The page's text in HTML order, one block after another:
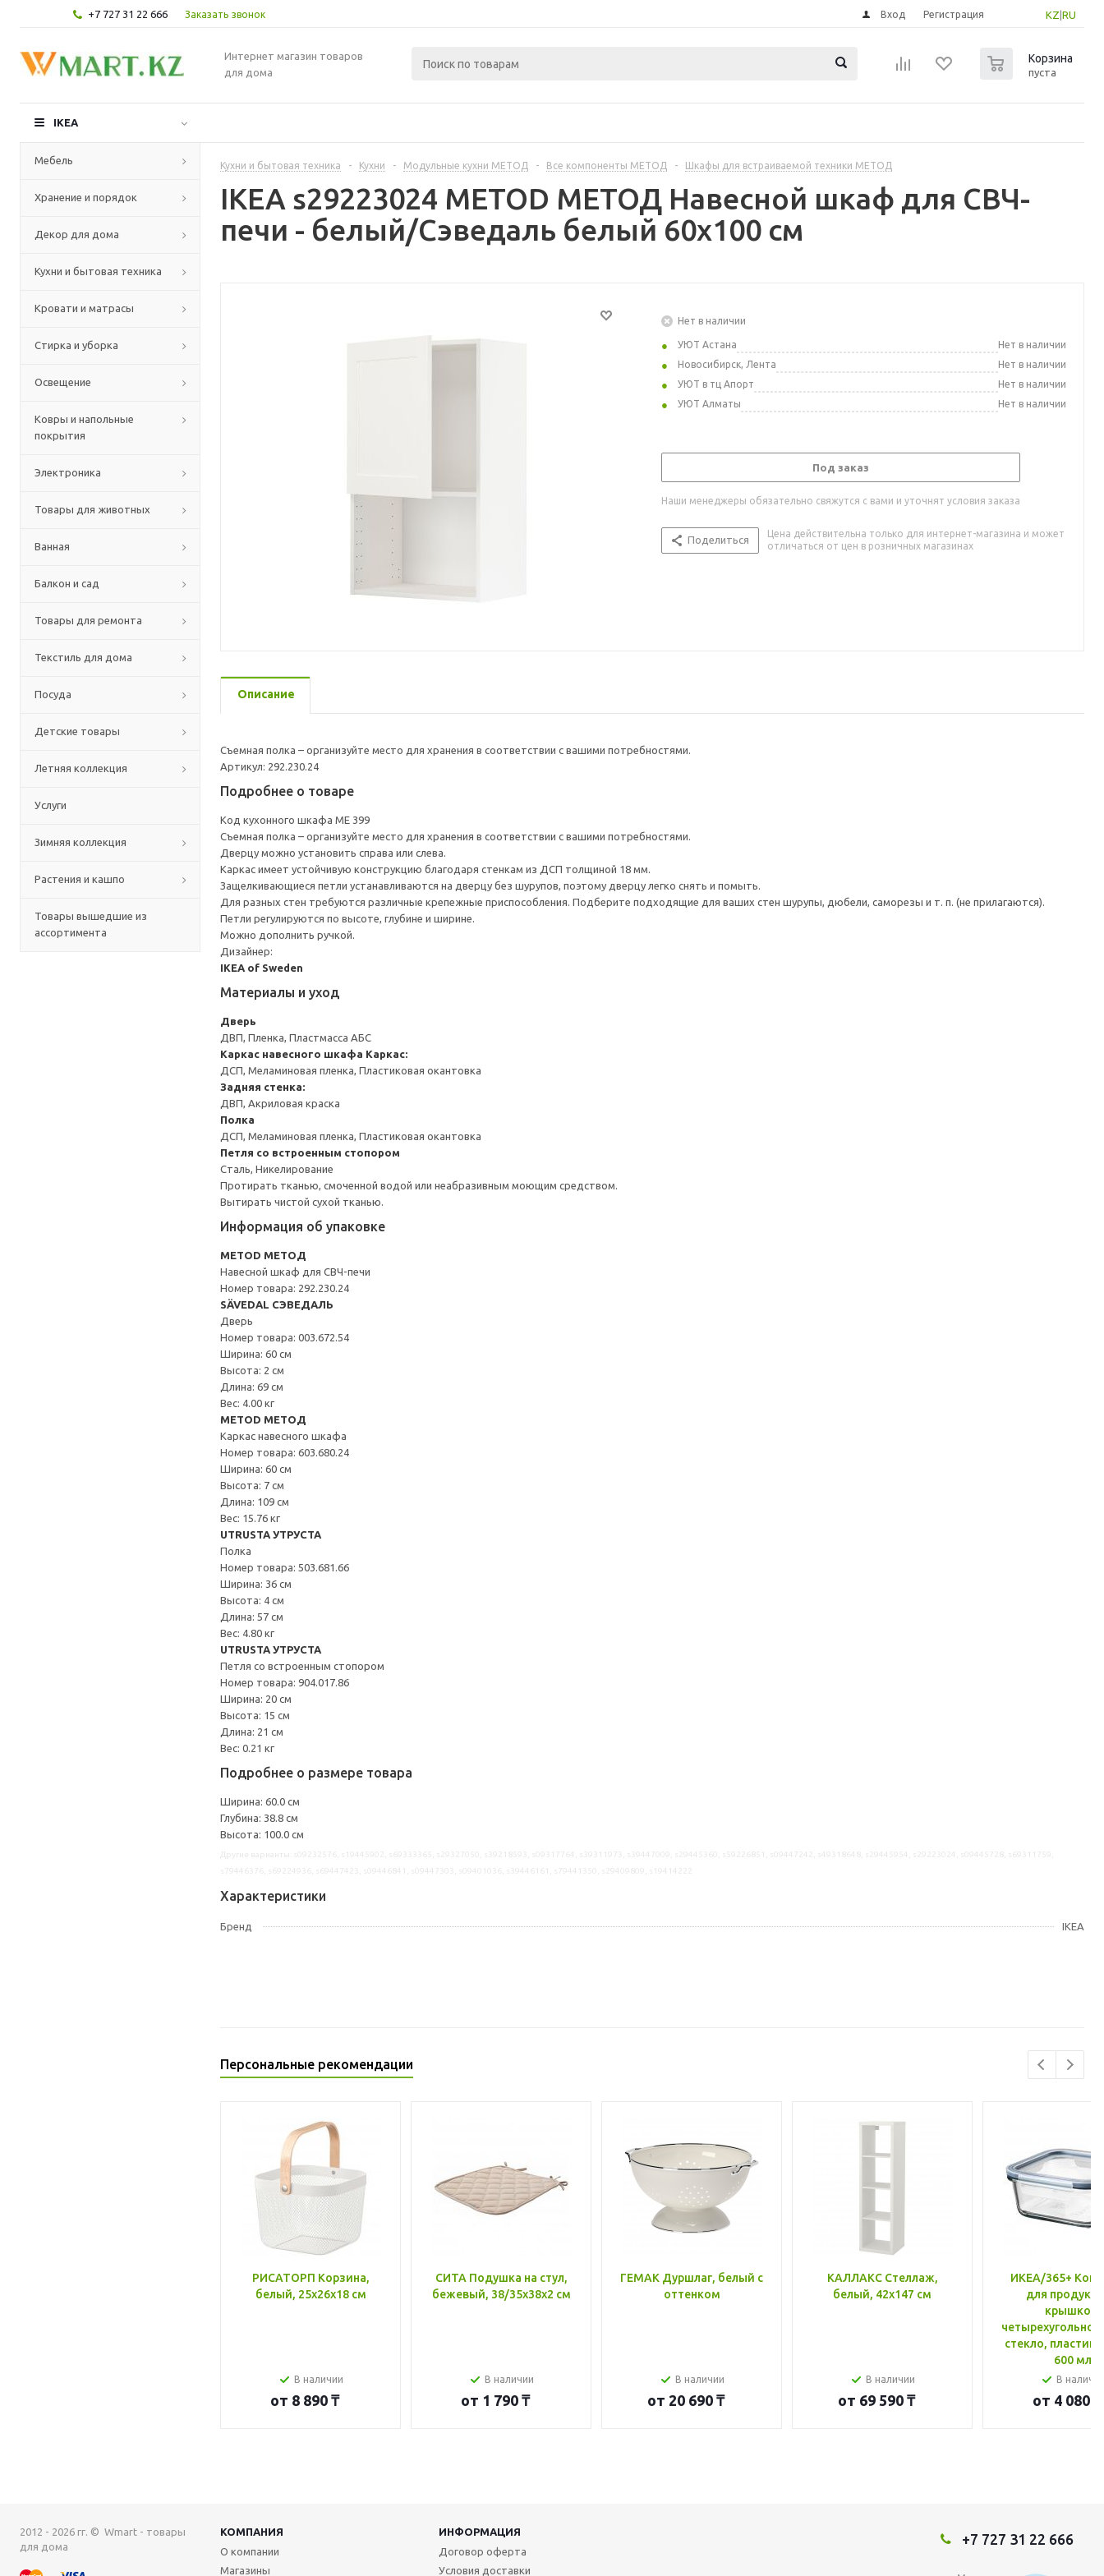
+7 727 31 22 666 Заказать звонок KZ RU
Вход Регистрация
Интернет магазин товаров
для дома
Корзина
пуста
IKEA
Мебель
Хранение и порядок
Декор для дома
Кухни и бытовая техника
Кровати и матрасы
Стирка и уборка
Освещение
Ковры и напольные
покрытия
Электроника
Товары для животных
Ванная
Балкон и сад
Товары для ремонта
Текстиль для дома
Посуда
Детские товары
Летняя коллекция
Услуги
Зимняя коллекция
Растения и кашпо
Товары вышедшие из
ассортимента
Кухни и бытовая техника - Кухни - Модульные кухни МЕТОД - Все компоненты МЕТОД - Шкафы для встраиваемой техники МЕТОД
IKEA s29223024 METOD МЕТОД Навесной шкаф для СВЧ-
печи - белый/Сэведаль белый 60x100 см
Нет в наличии
УЮТ Астана
Нет в наличии
Новосибирск, Лента
Нет в наличии
УЮТ в тц Апорт
Нет в наличии
УЮТ Алматы
Нет в наличии
Под заказ
Наши менеджеры обязательно свяжутся с вами и уточнят условия заказа
Поделиться
Цена действительна только для интернет-магазина и может
отличаться от цен в розничных магазинах
Описание
Съемная полка – организуйте место для хранения в соответствии с вашими потребностями.
Артикул: 292.230.24
Подробнее о товаре
Код кухонного шкафа ME 399
Съемная полка – организуйте место для хранения в соответствии с вашими потребностями.
Дверцу можно установить справа или слева.
Каркас имеет устойчивую конструкцию благодаря стенкам из ДСП толщиной 18 мм.
Защелкивающиеся петли устанавливаются на дверцу без шурупов, поэтому дверцу легко снять и помыть.
Для разных стен требуются различные крепежные приспособления. Подберите подходящие для ваших стен шурупы, дюбели, саморезы и т. п. (не прилагаются).
Петли регулируются по высоте, глубине и ширине.
Можно дополнить ручкой.
Дизайнер:
IKEA of Sweden
Материалы и уход
Дверь
ДВП, Пленка, Пластмасса АБС
Каркас навесного шкафа Каркас:
ДСП, Меламиновая пленка, Пластиковая окантовка
Задняя стенка:
ДВП, Акриловая краска
Полка
ДСП, Меламиновая пленка, Пластиковая окантовка
Петля со встроенным стопором
Сталь, Никелирование
Протирать тканью, смоченной водой или неабразивным моющим средством.
Вытирать чистой сухой тканью.
Информация об упаковке
METOD МЕТОД
Навесной шкаф для СВЧ-печи
Номер товара: 292.230.24
SÄVEDAL СЭВЕДАЛЬ
Дверь
Номер товара: 003.672.54
Ширина: 60 см
Высота: 2 см
Длина: 69 см
Вес: 4.00 кг
METOD МЕТОД
Каркас навесного шкафа
Номер товара: 603.680.24
Ширина: 60 см
Высота: 7 см
Длина: 109 см
Вес: 15.76 кг
UTRUSTA УТРУСТА
Полка
Номер товара: 503.681.66
Ширина: 36 см
Высота: 4 см
Длина: 57 см
Вес: 4.80 кг
UTRUSTA УТРУСТА
Петля со встроенным стопором
Номер товара: 904.017.86
Ширина: 20 см
Высота: 15 см
Длина: 21 см
Вес: 0.21 кг
Подробнее о размере товара
Ширина: 60.0 см
Глубина: 38.8 см
Высота: 100.0 см
Характеристики
Бренд IKEA
Персональные рекомендации
РИСАТОРП Корзина,
белый, 25x26x18 см
В наличии
от 8 890 ₸
СИТА Подушка на стул,
бежевый, 38/35x38x2 см
В наличии
от 1 790 ₸
ГЕМАК Дуршлаг, белый с
оттенком
В наличии
от 20 690 ₸
КАЛЛАКС Стеллаж,
белый, 42x147 см
В наличии
от 69 590 ₸
ИКЕА/365+
для
крышкой,
стекло, пластик
600 мл
В
от 4 080 ₸
2012 - 2026 гг. © Wmart - товары
для дома
КОМПАНИЯ
ИНФОРМАЦИЯ
О компании
Магазины
Договор оферта
Условия доставки
+7 727 31 22 666